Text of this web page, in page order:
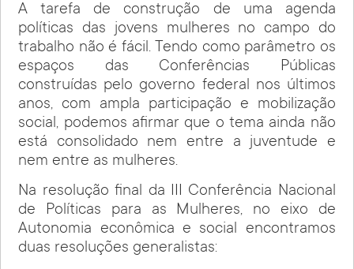
A tarefa de construção de uma agenda
políticas das jovens mulheres no campo do
trabalho não é fácil. Tendo como parâmetro os
espaços das Conferências Públicas
construídas pelo governo federal nos últimos
anos, com ampla participação e mobilização
social, podemos afirmar que o tema ainda não
está consolidado nem entre a juventude e
nem entre as mulheres.
Na resolução final da III Conferência Nacional
de Políticas para as Mulheres, no eixo de
Autonomia econômica e social encontramos
duas resoluções generalistas: